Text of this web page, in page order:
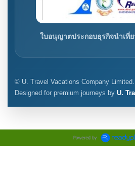
ใบอนุญาตประกอบธุรกิจนำเที่ย
© U. Travel Vacations Company Limited.
Designed for premium journeys by U.